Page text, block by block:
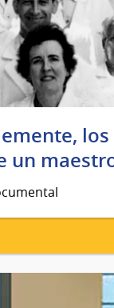
un